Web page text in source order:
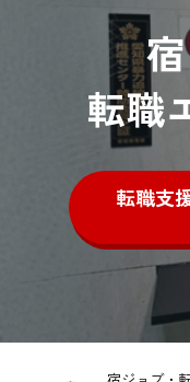
転職
転職支